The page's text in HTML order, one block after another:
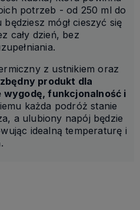
potrzeb - od 250 ml do
mógł cieszyć się
cały dzień, bez
z ustnikiem oraz
produkt dla
wygodę, funkcjonalność i
każda podróż stanie
a ulubiony napój będzie
idealną temperaturę i